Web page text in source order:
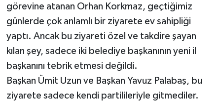
görevine atanan Orhan Korkmaz, geçtiğimiz
günlerde çok anlamlı bir ziyarete ev sahipliği
yaptı. Ancak bu ziyareti özel ve takdire şayan
kılan şey, sadece iki belediye başkanının yeni il
başkanını tebrik etmesi değildi.
​Başkan Ümit Uzun ve Başkan Yavuz Palabaş, bu
ziyarete sadece kendi partilileriyle gitmediler.